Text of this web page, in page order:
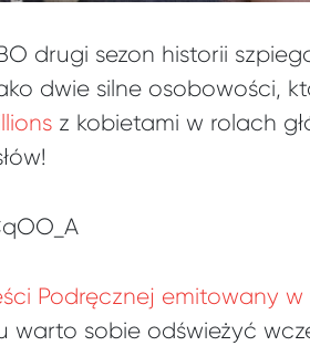
drugi sezon historii
dwie silne osobowości,
z kobietami w rolach
Podręcznej emitowany
warto sobie odświeżyć